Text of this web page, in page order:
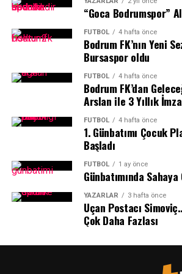
Bodrum Belediyesi, çocukların sporla
destekleyen sosyal belediyecilik
nitelikli ve güvenli eğitim olanaklarına
çalışmalarını kararlılıkla sürdürüyor.
Muğla ve Türkiye’nin
Sağlayacak
Uluslararası birçok önemli takımın yer
organizasyonda Muğla Büyükşehir
Bisiklet Takımı yalnızca sportif başarı
Muğla’nın ve Türkiye’nin tanıtımı
görev üstlenecek. Avrupa’nın dikkatle
Türk bayrağını taşıyacak sporcular,
önemli bir temsil sorumluluğu da
İlker Cömert: Avrupa’nın
Bisiklet Takımları Katılıyor”
“Goca Bodrumspor”
FUTBOL 4 hafta önce
Bodrum FK’nın Yeni
Bursaspor oldu
FUTBOL 4 hafta önce
Bodrum FK’dan
Arslan ile 3 Yıllık
FUTBOL 4 hafta önce
1.⁠ ⁠Günbatımı Çocuk
Başladı
FUTBOL 1 ay önce
Günbatımında
YAZARLAR 3 hafta önce
Uçan Postacı
Çok Daha Fazlası